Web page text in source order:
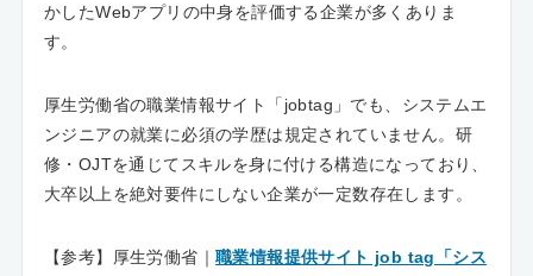
かしたWebアプリの中身を評価する企業が多くありま
す。
厚生労働省の職業情報サイト「jobtag」でも、システムエ
ンジニアの就業に必須の学歴は規定されていません。研
修・OJTを通じてスキルを身に付ける構造になっており、
大卒以上を絶対要件にしない企業が一定数存在します。
【参考】厚生労働省｜ 職業情報提供サイト job tag「シス